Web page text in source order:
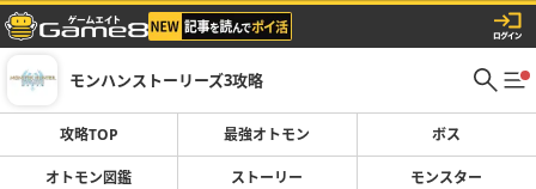
モンハンストーリーズ3攻略
攻略TOP 最強オトモン ボス
オトモン図鑑 ストーリー モンスター